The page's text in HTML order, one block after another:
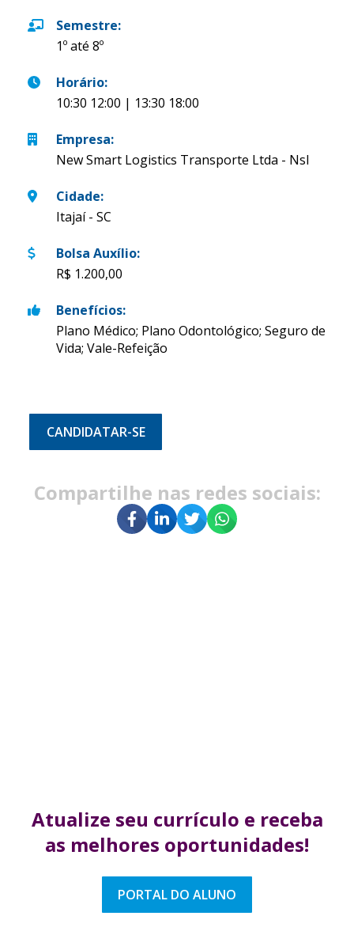
Semestre:
1º até 8º
Horário:
10:30 12:00 | 13:30 18:00
Empresa:
New Smart Logistics Transporte Ltda - Nsl
Cidade:
Itajaí - SC
Bolsa Auxílio:
R$ 1.200,00
Benefícios:
Plano Médico; Plano Odontológico; Seguro de
Vida; Vale-Refeição
CANDIDATAR-SE
Compartilhe nas redes sociais:
Atualize seu currículo e receba
as melhores oportunidades!
PORTAL DO ALUNO